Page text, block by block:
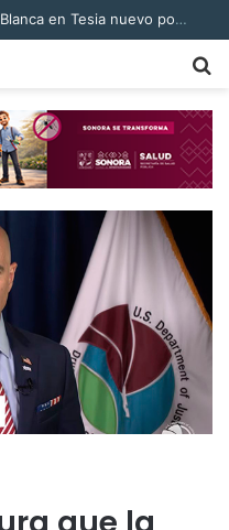
Tienen navojoenses de Tierra Blanca en Tesia nuevo pozo para suministro de agua